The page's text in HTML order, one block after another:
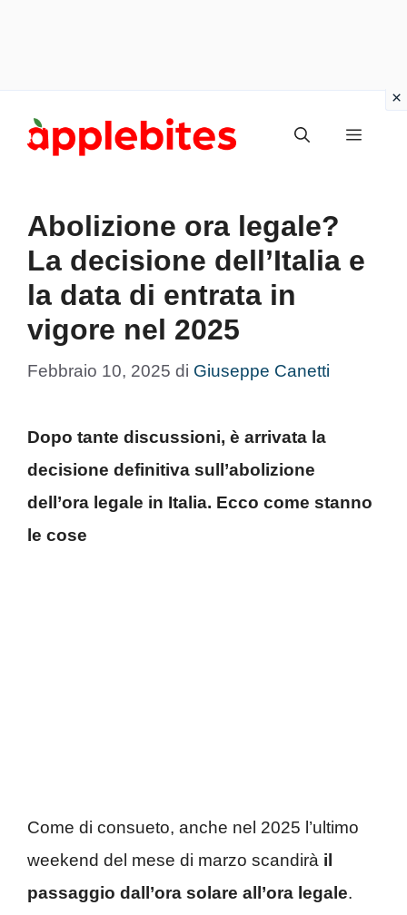
Menu
Abolizione ora legale?
La decisione dell’Italia e
la data di entrata in
vigore nel 2025
Febbraio 10, 2025 di Giuseppe Canetti
Dopo tante discussioni, è arrivata la
decisione definitiva sull’abolizione
dell’ora legale in Italia. Ecco come stanno
le cose
Come di consueto, anche nel 2025 l’ultimo
weekend del mese di marzo scandirà il
passaggio dall’ora solare all’ora legale.